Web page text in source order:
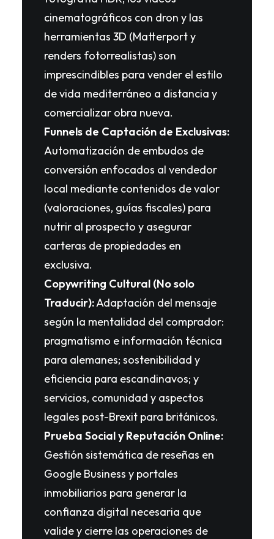
cinematográficos con dron y las
herramientas 3D (Matterport y
renders fotorrealistas) son
imprescindibles para vender el estilo
de vida mediterráneo a distancia y
comercializar obra nueva.
Funnels de Captación de Exclusivas:
Automatización de embudos de
conversión enfocados al vendedor
local mediante contenidos de valor
(valoraciones, guías fiscales) para
nutrir al prospecto y asegurar
carteras de propiedades en
exclusiva.
Copywriting Cultural (No solo
Traducir):Adaptación del mensaje
según la mentalidad del comprador:
pragmatismo e información técnica
para alemanes; sostenibilidad y
eficiencia para escandinavos; y
servicios, comunidad y aspectos
legales post-Brexit para británicos.
Prueba Social y Reputación Online:
Gestión sistemática de reseñas en
Google Business y portales
inmobiliarios para generar la
confianza digital necesaria que
valide y cierre las operaciones de